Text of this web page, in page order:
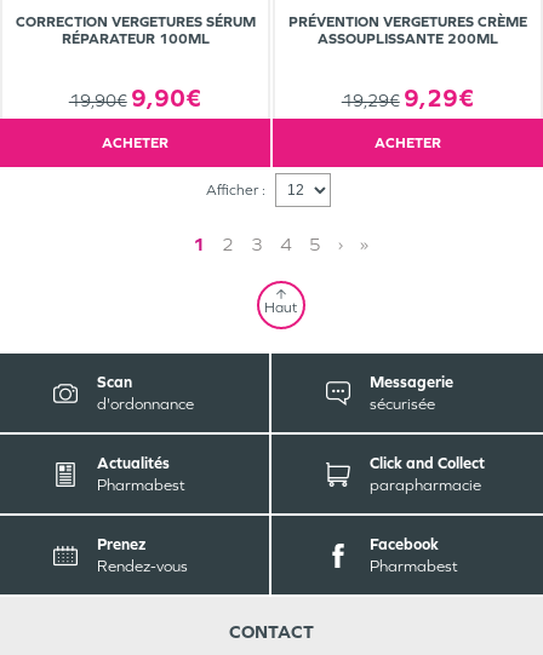
CORRECTION VERGETURES SÉRUM
RÉPARATEUR 100ML
19,90€ 9,90€
ACHETER
PRÉVENTION VERGETURES CRÈME
ASSOUPLISSANTE 200ML
19,29€ 9,29€
ACHETER
Afficher :
1 2 3 4 5 › »
Haut
Scan
d'ordonnance
Messagerie
sécurisée
Actualités
Pharmabest
Click and Collect
parapharmacie
Prenez
Rendez-vous
Facebook
Pharmabest
CONTACT